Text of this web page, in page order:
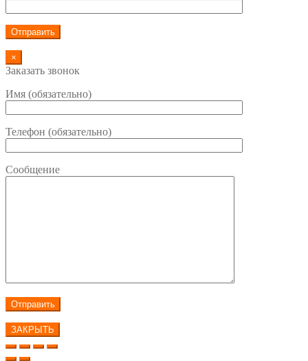
×
Заказать звонок
Имя (обязательно)
Телефон (обязательно)
Сообщение
ЗАКРЫТЬ